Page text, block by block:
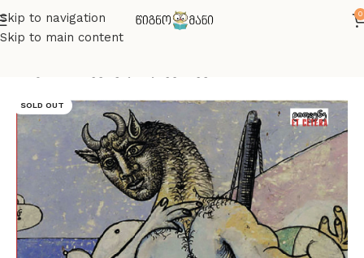
Skip to navigation
Skip to main content
0
SOLD OUT